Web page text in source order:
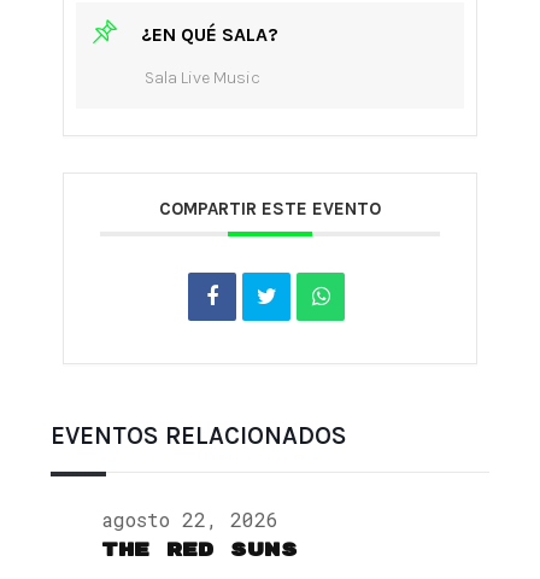
¿EN QUÉ SALA?
Sala Live Music
COMPARTIR ESTE EVENTO
EVENTOS RELACIONADOS
agosto 22, 2026
The Red Suns